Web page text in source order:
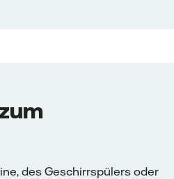
des Geschirrspülers oder